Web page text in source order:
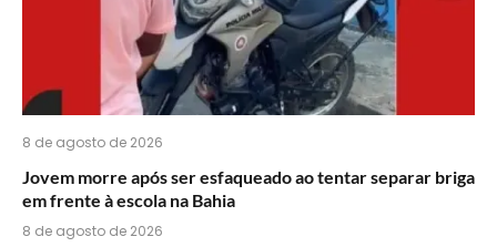
8 de agosto de 2026
Jovem morre após ser esfaqueado ao tentar separar briga
em frente à escola na Bahia
8 de agosto de 2026